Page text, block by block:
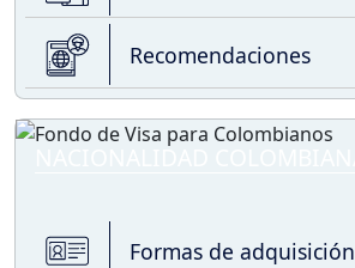
Recomendaciones
Formas de adquisición